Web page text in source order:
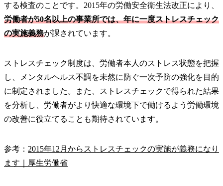
する検査のことです。2015年の労働安全衛生法改正により、
労働者が50名以上の事業所では、年に一度ストレスチェック
の実施義務が課されています。
ストレスチェック制度は、労働者本人のストレス状態を把握
し、メンタルヘルス不調を未然に防ぐ一次予防の強化を目的
に制定されました。また、ストレスチェックで得られた結果
を分析し、労働者がより快適な環境下で働けるよう労働環境
の改善に役立てることも期待されています。
参考： 2015年12月からストレスチェックの実施が義務になり
ます｜厚生労働省